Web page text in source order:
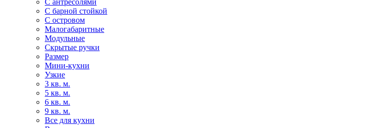
С барной стойкой
С островом
Малогабаритные
Модульные
Скрытые ручки
Размер
Мини-кухни
Узкие
3 кв. м.
5 кв. м.
6 кв. м.
9 кв. м.
Все для кухни